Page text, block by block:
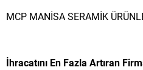
MCP MANİSA SERAMİK
İhracatını En Fazla Artıran